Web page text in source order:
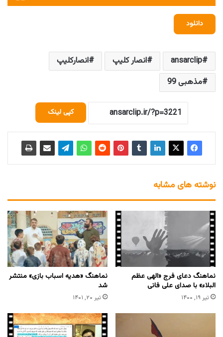
دانلود
ansarclip انصار کلیپ
انصارکلیپ
مذهبی 99
کپی لینک
نوشته های مشابه
نماهنگ دعای فرج ‎«الهی عظم
البلاء» با صدای علی فانی
تیر ۱۹, ۱۴۰۰
نماهنگ «هدیه اسباب بازی» منتشر
شد
تیر ۲۰, ۱۴۰۱